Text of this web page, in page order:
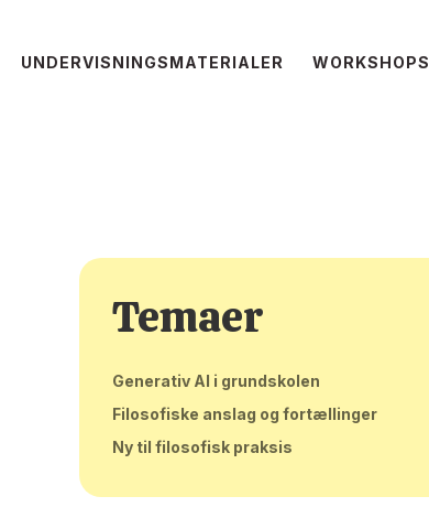
UNDERVISNINGSMATERIALER WORKSHOPS
Temaer
Generativ AI i grundskolen
Filosofiske anslag og fortællinger
Ny til filosofisk praksis